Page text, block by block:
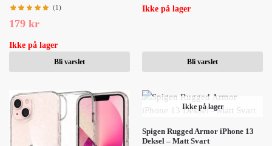
(1)
179 kr
Ikke på lager
Bli varslet
Ikke på lager
Bli varslet
Ikke på lager
Spigen Rugged Armor iPhone 13
Deksel – Matt Svart